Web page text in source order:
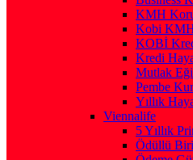
KMH
Kobi KMH
KOBİ
Kredi
Mutlak
Pembe
Yıllık
Viennalife
5 Yıllık
Ödüllü